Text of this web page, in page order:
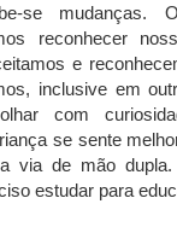
se mudanças.
reconhecer
e
inclusive em
com
se sente
via de mão
estudar para